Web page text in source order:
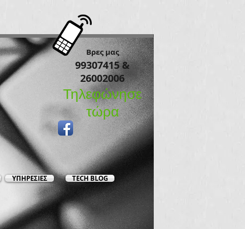
​Βρες μας
99307415 &
26002006
Τηλεφώνησε
τώρα​
ΥΠΗΡΕΣΙΕΣ TECH BLOG